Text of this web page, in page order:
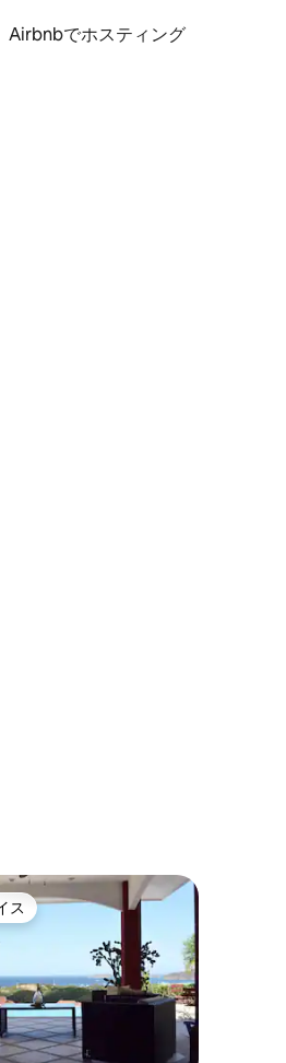
Airbnbでホスティング
ョイスです。
ス